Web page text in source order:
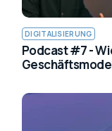
DIGITALISIERUNG
Podcast #7 -